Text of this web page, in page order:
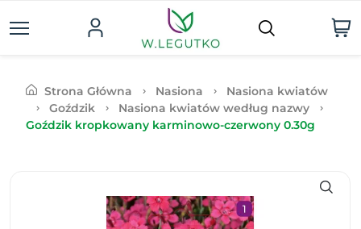
Strona Główna Nasiona
Nasiona kwiatów
Goździk
Nasiona kwiatów według nazwy
Goździk kropkowany karminowo-czerwony 0.30g